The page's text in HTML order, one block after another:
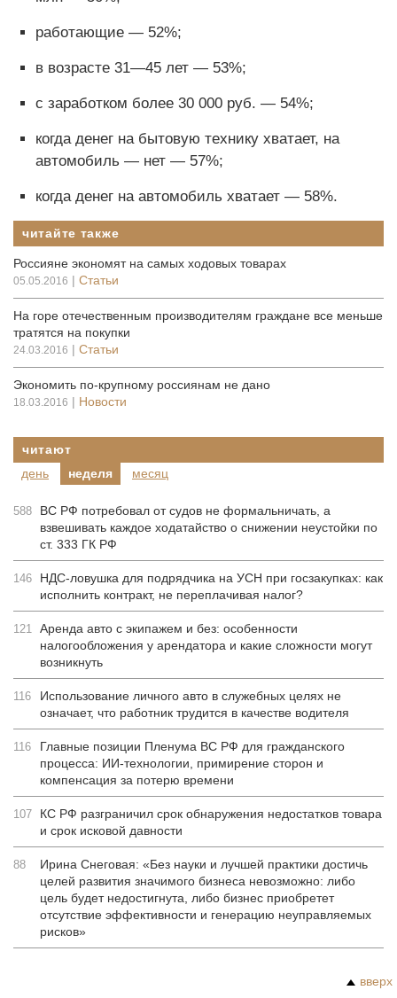
работающие — 52%;
в возрасте 31—45 лет — 53%;
с заработком более 30 000 руб. — 54%;
когда денег на бытовую технику хватает, на
автомобиль — нет — 57%;
когда денег на автомобиль хватает — 58%.
читайте также
Россияне экономят на самых ходовых товарах
05.05.2016 | Статьи
На горе отечественным производителям граждане все меньше
тратятся на покупки
24.03.2016 | Статьи
Экономить по-крупному россиянам не дано
18.03.2016 | Новости
читают
день
неделя месяц
588
ВС РФ потребовал от судов не формальничать, а
взвешивать каждое ходатайство о снижении неустойки по
ст. 333 ГК РФ
146
НДС-ловушка для подрядчика на УСН при госзакупках: как
исполнить контракт, не переплачивая налог?
121 Аренда авто с экипажем и без: особенности
налогообложения у арендатора и какие сложности могут
возникнуть
116
Использование личного авто в служебных целях не
означает, что работник трудится в качестве водителя
116
Главные позиции Пленума ВС РФ для гражданского
процесса: ИИ-технологии, примирение сторон и
компенсация за потерю времени
107
КС РФ разграничил срок обнаружения недостатков товара
и срок исковой давности
88
Ирина Снеговая: «Без науки и лучшей практики достичь
целей развития значимого бизнеса невозможно: либо
цель будет недостигнута, либо бизнес приобретет
отсутствие эффективности и генерацию неуправляемых
рисков»
вверх